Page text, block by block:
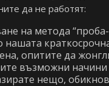
да не работят:
на метода
нашата
опитите да
възможни начини
нещо,